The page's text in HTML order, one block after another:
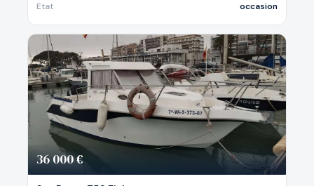
Etat
occasion
36 000 €